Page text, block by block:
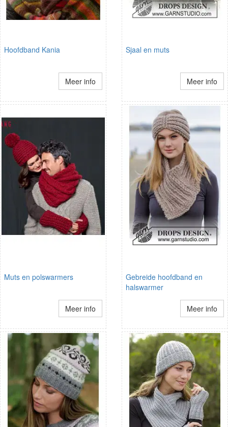
Hoofdband Kania
Meer info
Sjaal en muts
Meer info
Muts en polswarmers
Meer info
Gebreide hoofdband en
halswarmer
Meer info